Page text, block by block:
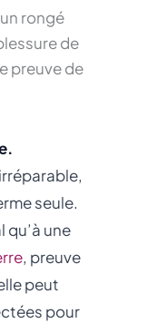
rongé
de
preuve de
seule.
une
, preuve
peut
pour